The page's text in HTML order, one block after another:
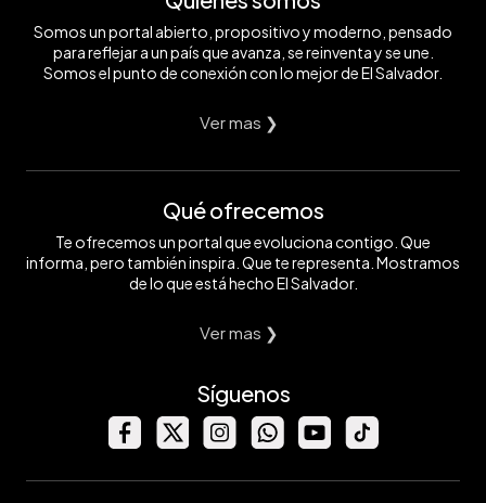
Somos un portal abierto, propositivo y moderno, pensado
para reflejar a un país que avanza, se reinventa y se une.
Somos el punto de conexión con lo mejor de El Salvador.
Ver mas ❯
Qué ofrecemos
Te ofrecemos un portal que evoluciona contigo. Que
informa, pero también inspira. Que te representa. Mostramos
de lo que está hecho El Salvador.
Ver mas ❯
Síguenos